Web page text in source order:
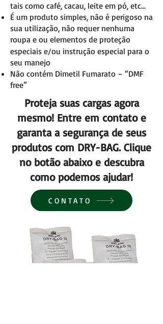
tais como café, cacau, leite em pó, etc...
É um produto simples, não é perigoso na
sua utilização, não requer nenhuma
roupa e ou elementos de proteção
especiais e/ou instrução especial para o
seu manejo
Não contém Dimetil Fumarato – “DMF
free”
Proteja suas cargas agora
mesmo! Entre em contato e
garanta a segurança de seus
produtos com DRY-BAG. Clique
no botão abaixo e descubra
como podemos ajudar!
CONTATO